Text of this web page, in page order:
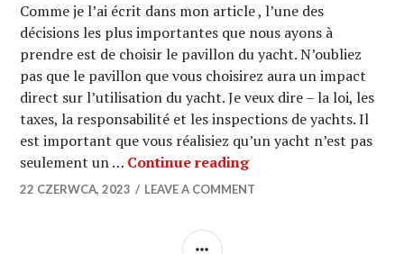
Comme je l’ai écrit dans mon article , l’une des
décisions les plus importantes que nous ayons à
prendre est de choisir le pavillon du yacht. N’oubliez
pas que le pavillon que vous choisirez aura un impact
direct sur l’utilisation du yacht. Je veux dire – la loi, les
taxes, la responsabilité et les inspections de yachts. Il
est important que vous réalisiez qu’un yacht n’est pas
seulement un … Continue readingPavillon du yacht-
22 CZERWCA, 2023 LEAVE A COMMENT
SIDEBAR